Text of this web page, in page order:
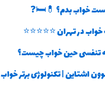
خواب بدم؟ 💊🛏️❓
خواب در تهران ⭐⭐⭐⭐⭐
تنفسی حین خواب چیست؟
اشتاین | تکنولوژی برتر خواب